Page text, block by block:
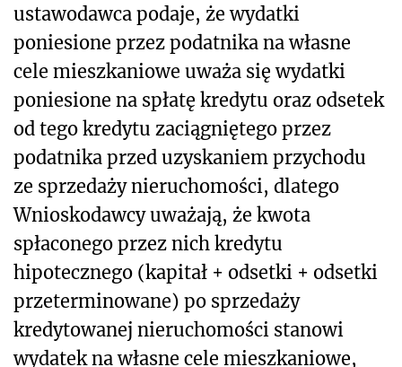
ustawodawca podaje, że wydatki
poniesione przez podatnika na własne
cele mieszkaniowe uważa się wydatki
poniesione na spłatę kredytu oraz odsetek
od tego kredytu zaciągniętego przez
podatnika przed uzyskaniem przychodu
ze sprzedaży nieruchomości, dlatego
Wnioskodawcy uważają, że kwota
spłaconego przez nich kredytu
hipotecznego (kapitał + odsetki + odsetki
przeterminowane) po sprzedaży
kredytowanej nieruchomości stanowi
wydatek na własne cele mieszkaniowe,